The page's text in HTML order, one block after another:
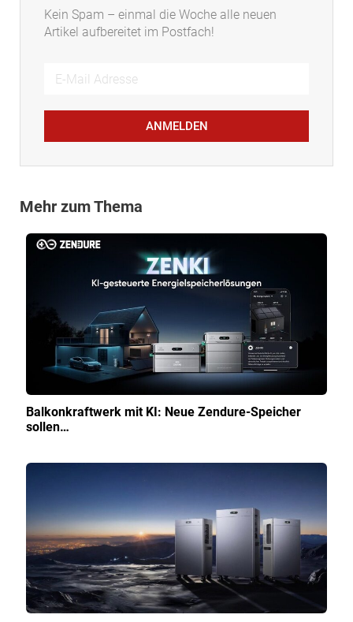
Kein Spam – einmal die Woche alle neuen
Artikel aufbereitet im Postfach!
ANMELDEN
Mehr zum Thema
Balkonkraftwerk mit KI: Neue Zendure-Speicher
sollen…